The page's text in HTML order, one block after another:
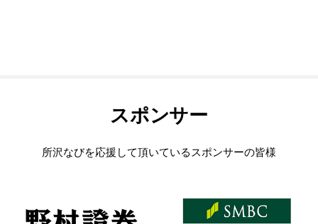
スポンサー
所沢なびを応援して頂いているスポンサーの皆様